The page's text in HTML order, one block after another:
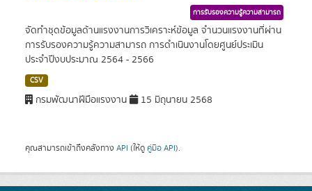
การรับรองความรู้ความสามารถ
จัดทำชุดข้อมูลด้านแรงงานการวิเคราะห์ข้อมูล จำนวนแรงงานที่ผ่าน
การรับรองความรู้ความสามารถ การดำเนินงานโดยศูนย์ประเมิน
ประจำปีงบประมาณ 2564 - 2566
CSV
กรมพัฒนาฝีมือแรงงาน 15 มิถุนายน 2568
คุณสามารถเข้าถึงคลังทาง API (ให้ดู คู่มือ API).